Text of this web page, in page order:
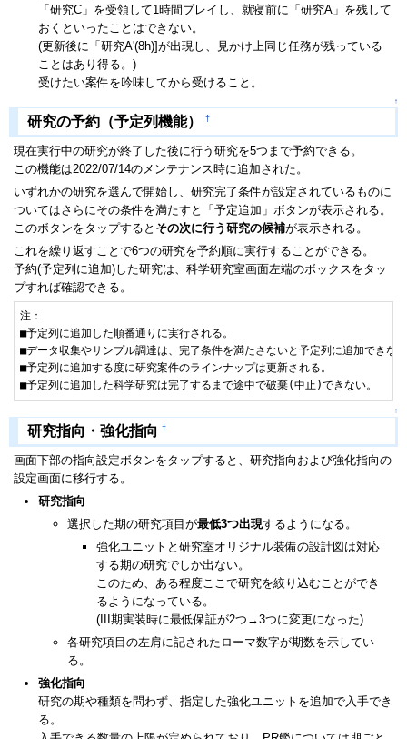
「研究C」を受領して1時間プレイし、就寝前に「研究A」を残して
おくといったことはできない。
(更新後に「研究A'(8h)]が出現し、見かけ上同じ任務が残っている
ことはあり得る。)
受けたい案件を吟味してから受けること。
↑
研究の予約（予定列機能） †
現在実行中の研究が終了した後に行う研究を5つまで予約できる。
この機能は2022/07/14のメンテナンス時に追加された。
いずれかの研究を選んで開始し、研究完了条件が設定されているものに
ついてはさらにその条件を満たすと「予定追加」ボタンが表示される。
このボタンをタップすると その次に行う研究の候補が表示される。
これを繰り返すことで6つの研究を予約順に実行することができる。
予約(予定列に追加)した研究は、科学研究室画面左端のボックスをタッ
プすれば確認できる。
注：
■予定列に追加した順番通りに実行される。
■データ収集やサンプル調達は、完了条件を満たさないと予定列に追加できな
■予定列に追加する度に研究案件のラインナップは更新される。
■予定列に追加した科学研究は完了するまで途中で破棄(中止)できない。
↑
研究指向・強化指向 †
画面下部の指向設定ボタンをタップすると、研究指向および強化指向の
設定画面に移行する。
研究指向
選択した期の研究項目が最低3つ出現するようになる。
強化ユニットと研究室オリジナル装備の設計図は対応
する期の研究でしか出ない。
このため、ある程度ここで研究を絞り込むことができ
るようになっている。
(III期実装時に最低保証が2つ→3つに変更になった)
各研究項目の左肩に記されたローマ数字が期数を示してい
る。
強化指向
研究の期や種類を問わず、指定した強化ユニットを追加で入手でき
る。